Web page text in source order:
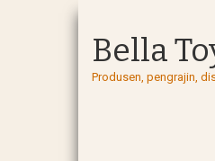
Bella
Produsen, pengrajin,